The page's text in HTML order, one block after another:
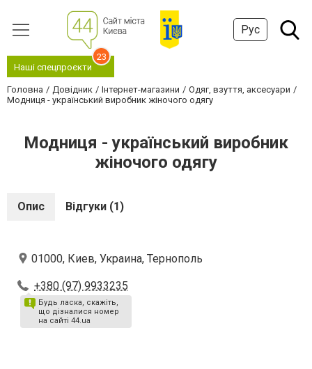
Рус
Наші спецпроєкти
23
Головна Довідник Інтернет-магазини
Одяг, взуття, аксесуари
Модниця - український виробник жіночого одягу
Модниця - український виробник
жіночого одягу
Опис Відгуки (1)
01000, Киев, Украина, Тернополь
+380 (97) 9933235
Будь ласка, скажіть,
що дізналися номер
на сайті 44.ua